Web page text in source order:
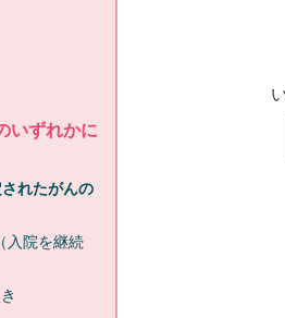
いずれかに
れたがんの
入院を継続